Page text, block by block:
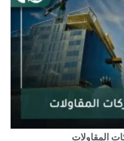
المقاولات